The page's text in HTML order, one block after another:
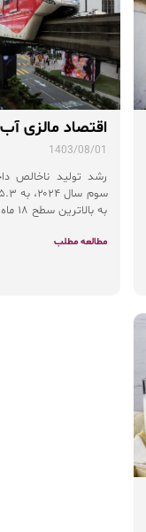
اقتصاد مالزی
1403/08/01
به بالاترین سطح ۱۸ ماه گذشته کاهش یافت.
مطالعه مطلب